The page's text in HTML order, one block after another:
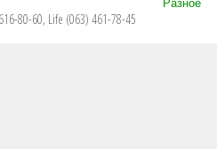
80-60, Life (063) 461-78-45
Разное